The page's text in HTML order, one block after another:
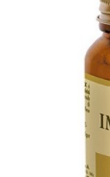
Drenanti e